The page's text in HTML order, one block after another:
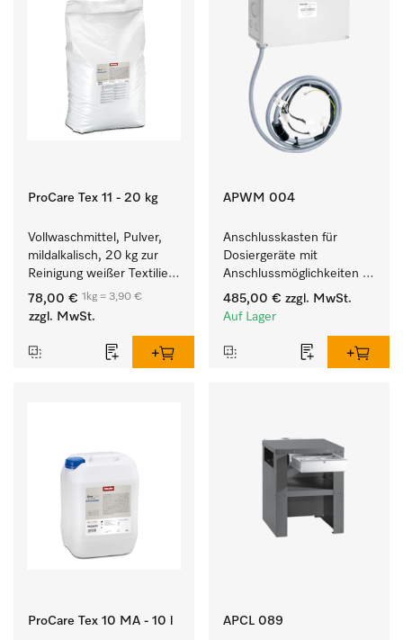
ProCare Tex 11 - 20 kg
Vollwaschmittel, Pulver,
mildalkalisch, 20 kg zur
Reinigung weißer Textilien
und farbechter
Buntwäsche.
78,00 € 1kg = 3,90 €
zzgl. MwSt.
APWM 004
Anschlusskasten für
Dosiergeräte mit
Anschlussmöglichkeiten
für maximal 6
Dosierpumpen.
485,00 € zzgl. MwSt.
Auf Lager
ProCare Tex 10 MA - 10 l APCL 089